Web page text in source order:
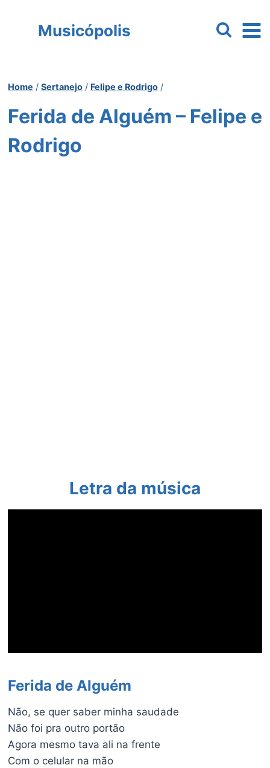
Musicópolis
Home / Sertanejo / Felipe e Rodrigo /
Ferida de Alguém – Felipe e
Rodrigo
Letra da música
Ferida de Alguém
Não, se quer saber minha saudade
Não foi pra outro portão
Agora mesmo tava ali na frente
Com o celular na mão